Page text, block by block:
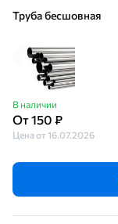
Труба бесшовная
В наличии
От 150 ₽
Цена от 16.07.2026